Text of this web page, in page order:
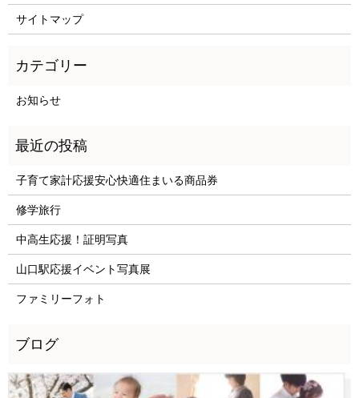
サイトマップ
お知らせ
子育て家計応援安心快適住まいる商品券
修学旅行
中高生応援！証明写真
山口駅応援イベント写真展
ファミリーフォト